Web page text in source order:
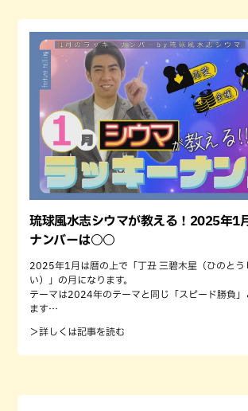
琉球風水志シウマが教える！2025年1
ナンバーは○○
2025年1月は暦の上で「丁丑 三碧木星（ひのとう
い）」の月になります。
テーマは2024年のテーマと同じ「スピード勝負」
ます…
＞詳しくは記事を読む